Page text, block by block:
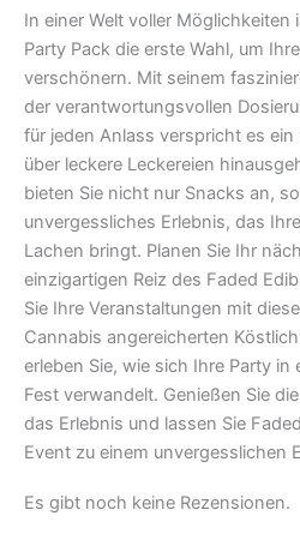
In einer Welt voller Möglichkeiten
Party Pack die erste Wahl, um
verschönern. Mit seinem
der verantwortungsvollen
für jeden Anlass verspricht es
über leckere Leckereien
bieten Sie nicht nur Snacks an,
unvergessliches Erlebnis, das
Lachen bringt. Planen Sie Ihr
einzigartigen Reiz des Faded
Sie Ihre Veranstaltungen mit
Cannabis angereicherten
erleben Sie, wie sich Ihre Party
Fest verwandelt. Genießen Sie
das Erlebnis und lassen Sie
Event zu einem unvergesslichen
Es gibt noch keine Rezensionen.